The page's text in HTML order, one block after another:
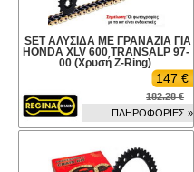
SET ΑΛΥΣΙΔΑ ΜΕ ΓΡΑΝΑΖΙΑ ΓΙΑ
HONDA XLV 600 TRANSALP 97-
00 (Χρυσή Z-Ring)
147 €
182.28 €
ΠΛΗΡΟΦΟΡΙΕΣ »